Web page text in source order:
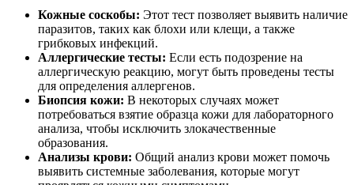
Кожные соскобы: Этот тест позволяет выявить наличие
паразитов, таких как блохи или клещи, а также
грибковых инфекций.
Аллергические тесты: Если есть подозрение на
аллергическую реакцию, могут быть проведены тесты
для определения аллергенов.
Биопсия кожи: В некоторых случаях может
потребоваться взятие образца кожи для лабораторного
анализа, чтобы исключить злокачественные
образования.
Анализы крови: Общий анализ крови может помочь
выявить системные заболевания, которые могут